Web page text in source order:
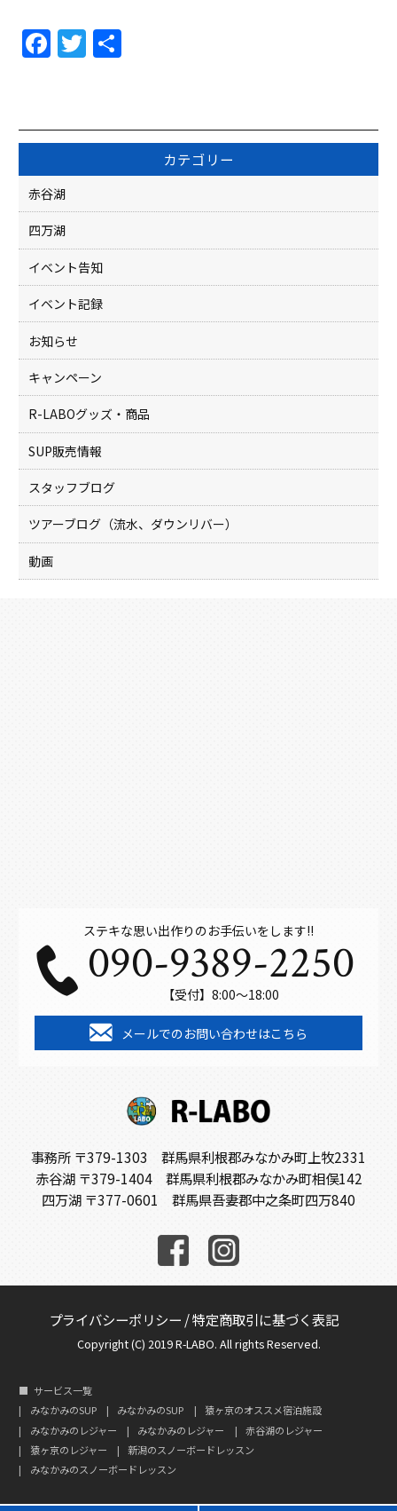
F
a
e
b
o
o
k
T
w
er
カテゴリー
赤谷湖
四万湖
イベント告知
イベント記録
お知らせ
キャンペーン
R-LABOグッズ・商品
SUP販売情報
スタッフブログ
ツアーブログ（流水、ダウンリバー）
動画
ステキな思い出作りのお手伝いをします!!
090-9389-2250
【受付】8:00～18:00
メールでのお問い合わせはこちら
事務所 〒379-1303 群馬県利根郡みなかみ町上牧2331
赤谷湖 〒379-1404 群馬県利根郡みなかみ町相俣142
四万湖 〒377-0601 群馬県吾妻郡中之条町四万840
プライバシーポリシー /特定商取引に基づく表記
Copyright (C) 2019 R-LABO. All rights Reserved.
サービス一覧
みなかみのSUP
みなかみのSUP
猿ヶ京のオススメ宿泊施設
みなかみのレジャー
みなかみのレジャー
赤谷湖のレジャー
猿ヶ京のレジャー
新潟のスノーボードレッスン
みなかみのスノーボードレッスン